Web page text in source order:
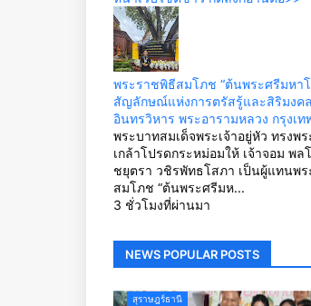
พระราชพิธีสมโภช “ต้นพระศรีมหา
สัญลักษณ์แห่งการตรัสรู้และสิริมงค
อินทรวิหาร พระอารามหลวง กรุงเ
พระบาทสมเด็จพระเจ้าอยู่หัว ทรงพ
เกล้าโปรดกระหม่อมให้ เจ้าจอม พ
ชยุตรา วชิรพัทธโสภา เป็นผู้แทนพร
สมโภช “ต้นพระศรีมห...
3 ชั่วโมงที่ผ่านมา
NEWS POPULAR POSTS
สุราษฎร์ธานี